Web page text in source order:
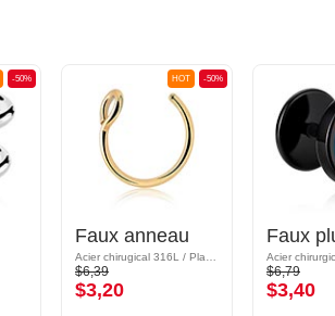
-50% -50%
HOT
Faux anneau
$6,39
$3,20
Faux
Acier
$6,79
$3,40